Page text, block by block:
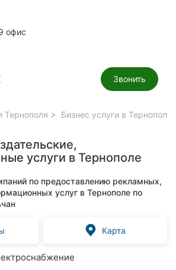
офис
Звонить
Тернополя Бизнес услуги в Тернополе
услуги в Тернополе
по предоставлению рекламных,
услуг в Тернополе по
Карта